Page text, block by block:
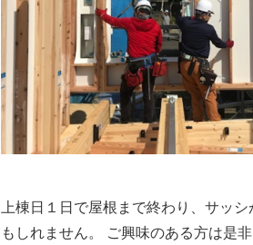
上棟日１日で屋根まで終わり、サッ
もしれません。 ご興味のある方は是